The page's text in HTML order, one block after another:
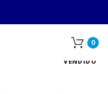
0
VENDIDO